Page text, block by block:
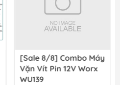
[Sale 8/8] Combo Máy
Vặn Vít Pin 12V Worx
WU139